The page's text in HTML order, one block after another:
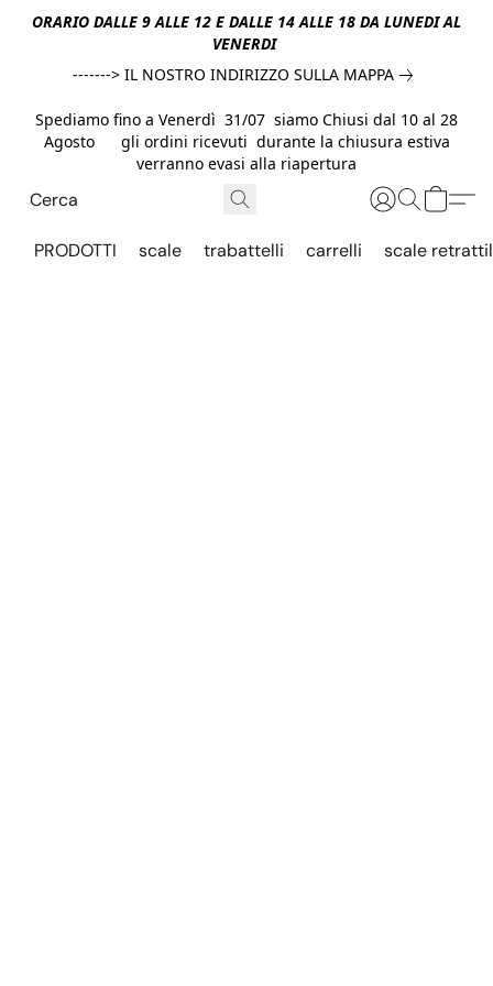
ORARIO DALLE 9 ALLE 12 E DALLE 14 ALLE 18 DA LUNEDI AL
VENERDI
-------> IL NOSTRO INDIRIZZO SULLA MAPPA
Spediamo fino a Venerdì 31/07 siamo Chiusi dal 10 al 28
Agosto gli ordini ricevuti durante la chiusura estiva
verranno evasi alla riapertura
PRODOTTI scale trabattelli carrelli scale